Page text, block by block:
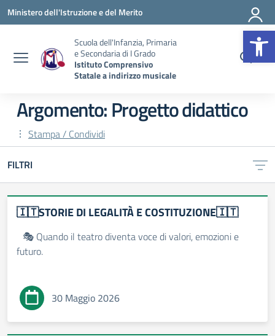
Vai ai contenuti
Vai al menu di navigazione
Vai al footer
Ministero dell'Istruzione e del Merito
Scuola dell'Infanzia, Primaria
e Secondaria di I Grado
Istituto Comprensivo
Statale a indirizzo musicale
Argomento: Progetto didattico
Stampa / Condividi
FILTRI
🇮🇹STORIE DI LEGALITÀ E COSTITUZIONE🇮🇹
🎭 Quando il teatro diventa voce di valori, emozioni e
futuro.
30 Maggio 2026